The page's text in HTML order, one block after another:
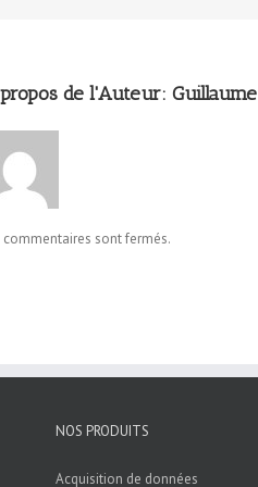
de l'Auteur: Guillaume
commentaires sont fermés.
NOS PRODUITS
Acquisition de données